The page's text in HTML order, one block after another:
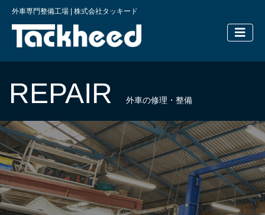
外車専門整備工場 | 株式会社タッキード
横浜の外
REPAIR 外車の修理・整備